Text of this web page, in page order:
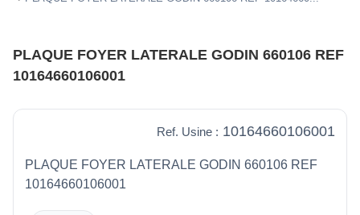
PLAQUE FOYER LATERALE GODIN 660106 REF
10164660106001
Ref. Usine : 10164660106001
PLAQUE FOYER LATERALE GODIN 660106 REF
10164660106001